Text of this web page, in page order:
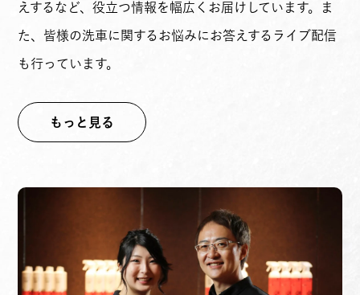
えするなど、役立つ情報を幅広くお届けしています。ま
た、皆様の洗車に関するお悩みにお答えするライブ配信
も行っています。
もっと見る